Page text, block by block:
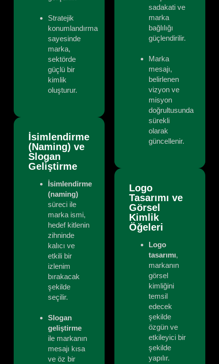
Stratejik
konumlandırma
sayesinde
marka,
sektörde
güçlü bir
kimlik
oluşturur.
İsimlendirme
(Naming) ve
Slogan
Geliştirme
İsimlendirme
(naming)
süreci ile
marka ismi,
hedef kitlenin
zihninde
kalıcı ve
etkili bir
izlenim
bırakacak
şekilde
seçilir.
Slogan
geliştirme
ile markanın
mesajı kısa
ve öz bir
sadakati ve
marka
bağlılığı
güçlendirilir.
Marka
mesajı,
belirlenen
vizyon ve
misyon
doğrultusunda
sürekli
olarak
güncellenir.
Logo
Tasarımı ve
Görsel
Kimlik
Öğeleri
Logo
tasarımı,
markanın
görsel
kimliğini
temsil
edecek
şekilde
özgün ve
etkileyici bir
şekilde
yapılır.